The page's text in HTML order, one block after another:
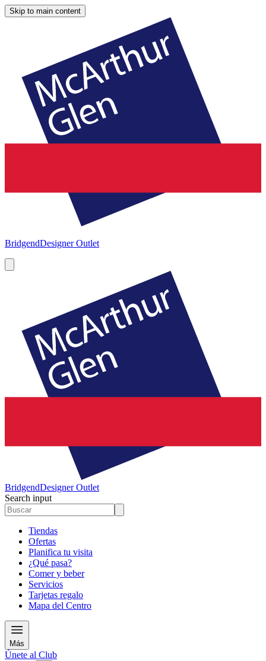
Skip to main content
BridgendDesigner Outlet
BridgendDesigner Outlet
Search input
Tiendas
Ofertas
Planifica tu visita
¿Qué pasa?
Comer y beber
Servicios
Tarjetas regalo
Mapa del Centro
Más
Únete al Club